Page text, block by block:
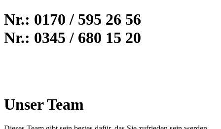
Nr.: 0170 / 595 26 56
Nr.: 0345 / 680 15 20
Unser Team